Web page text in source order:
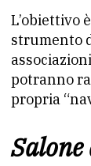
L’obiettivo
strumento
potranno
propria